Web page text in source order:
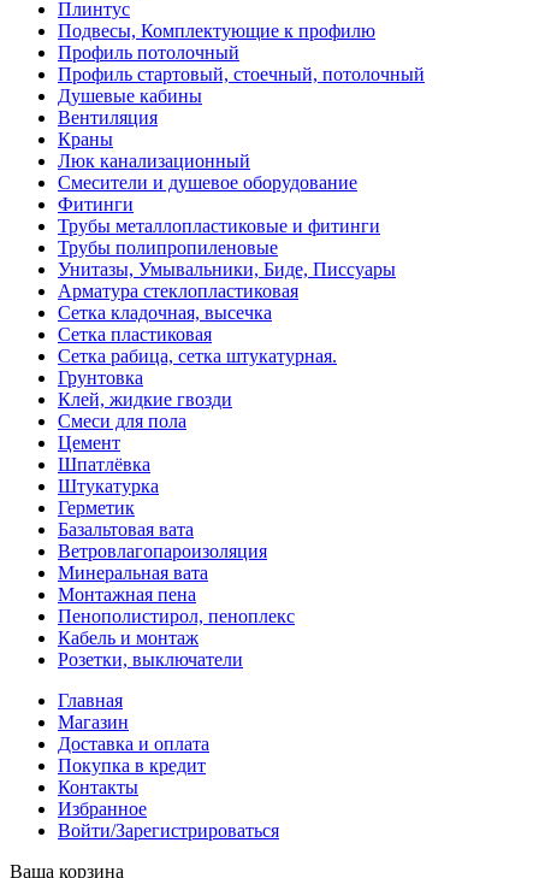
Плинтус
Подвесы, Комплектующие к профилю
Профиль потолочный
Профиль стартовый, стоечный, потолочный
Душевые кабины
Вентиляция
Краны
Люк канализационный
Смесители и душевое оборудование
Фитинги
Трубы металлопластиковые и фитинги
Трубы полипропиленовые
Унитазы, Умывальники, Биде, Писсуары
Арматура стеклопластиковая
Сетка кладочная, высечка
Сетка пластиковая
Сетка рабица, сетка штукатурная.
Грунтовка
Клей, жидкие гвозди
Смеси для пола
Цемент
Шпатлёвка
Штукатурка
Герметик
Базальтовая вата
Ветровлагопароизоляция
Минеральная вата
Монтажная пена
Пенополистирол, пеноплекс
Кабель и монтаж
Розетки, выключатели
Главная
Магазин
Доставка и оплата
Покупка в кредит
Контакты
Избранное
Войти/Зарегистрироваться
Ваша корзина